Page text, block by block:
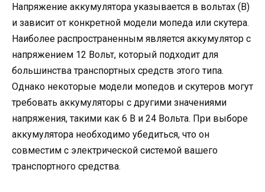
Напряжение аккумулятора указывается в вольтах (В)
и зависит от конкретной модели мопеда или скутера.
Наиболее распространенным является аккумулятор с
напряжением 12 Вольт, который подходит для
большинства транспортных средств этого типа.
Однако некоторые модели мопедов и скутеров могут
требовать аккумуляторы с другими значениями
напряжения, такими как 6 В и 24 Вольта. При выборе
аккумулятора необходимо убедиться, что он
совместим с электрической системой вашего
транспортного средства.